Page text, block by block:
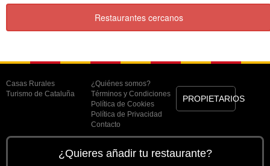
Restaurantes cercanos
Casas Rurales
Turismo de Cataluña
¿Quiénes somos?
Términos y Condiciones
Política de Cookies
Política de Privacidad
Contacto
PROPIETARIOS
¿Quieres añadir tu restaurante?